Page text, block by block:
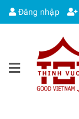
Đăng nhập